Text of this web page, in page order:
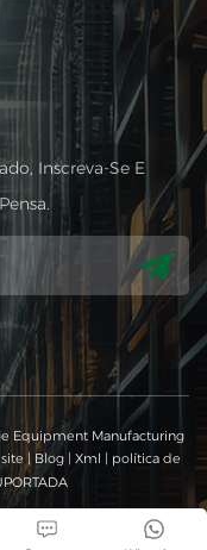
Inscreva-Se E
Equipment Manufacturing
| Blog| Xml | política de